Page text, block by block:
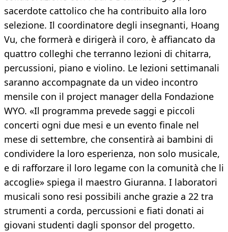
sacerdote cattolico che ha contribuito alla loro
selezione. Il coordinatore degli insegnanti, Hoang
Vu, che formerà e dirigerà il coro, è affiancato da
quattro colleghi che terranno lezioni di chitarra,
percussioni, piano e violino. Le lezioni settimanali
saranno accompagnate da un video incontro
mensile con il project manager della Fondazione
WYO. «Il programma prevede saggi e piccoli
concerti ogni due mesi e un evento finale nel
mese di settembre, che consentirà ai bambini di
condividere la loro esperienza, non solo musicale,
e di rafforzare il loro legame con la comunità che li
accoglie» spiega il maestro Giuranna. I laboratori
musicali sono resi possibili anche grazie a 22 tra
strumenti a corda, percussioni e fiati donati ai
giovani studenti dagli sponsor del progetto.